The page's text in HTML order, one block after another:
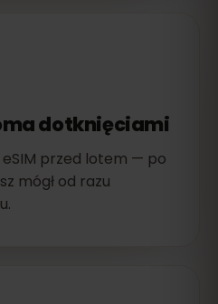
dotknięciami
przed lotem — po
mógł od razu